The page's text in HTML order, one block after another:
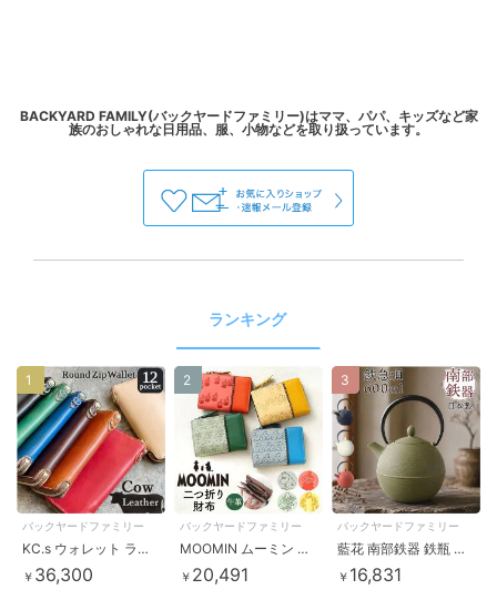
BACKYARD FAMILY(バックヤードファミリー)はママ、パパ、キッズなど家
ランキング
バックヤードファミリー
KC.s ウォレット ラウンドジップ2 カウハイド
￥ 36,300
1
バックヤードファミリー
MOOMIN ムーミン 二つ折り財布
￥ 20,491
2
バックヤードファミリー
藍花 南部鉄器 鉄瓶 鉄急須
￥ 16,831
3